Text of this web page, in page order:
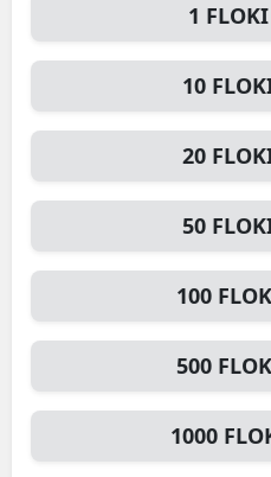
1 FLOKI
10
20
50
100
500
1000